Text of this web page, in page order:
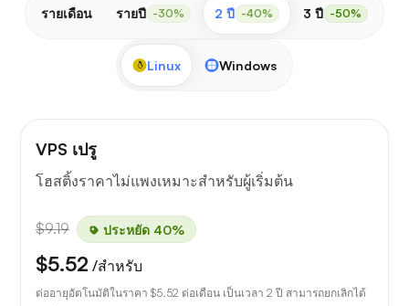
รายเดือน รายปี -30% 2 ปี -40% 3 ปี -50%
Linux Windows
VPS เปรู
โฮสติ้งราคาไม่แพงเหมาะสำหรับผู้เริ่มต้น
$9.19 ประหยัด 40%
$5.52 /สำหรับ
ต่ออายุอัตโนมัติในราคา $5.52 ต่อเดือน เป็นเวลา 2 ปี สามารถยกเลิกได้